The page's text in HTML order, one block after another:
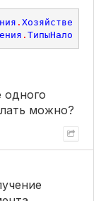
.
.
одного
можно?